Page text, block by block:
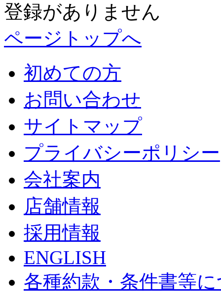
登録がありません
ページトップへ
初めての方
お問い合わせ
サイトマップ
プライバシーポリシー
会社案内
店舗情報
採用情報
ENGLISH
各種約款・条件書等